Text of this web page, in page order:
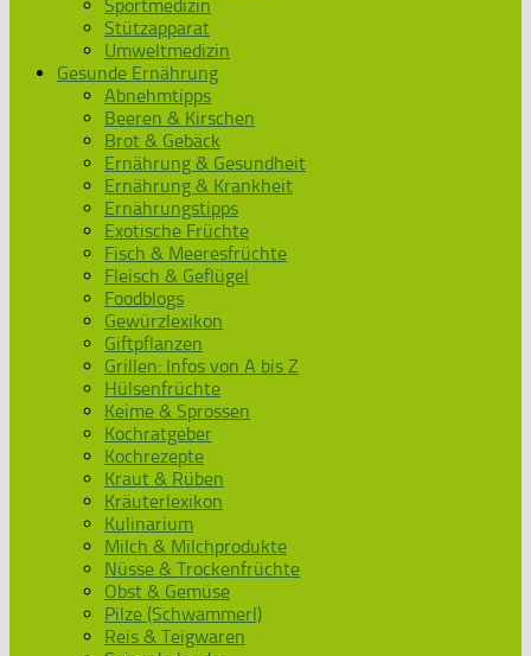
Sportmedizin
Stützapparat
Umweltmedizin
Gesunde Ernährung
Abnehmtipps
Beeren & Kirschen
Brot & Gebäck
Ernährung & Gesundheit
Ernährung & Krankheit
Ernährungstipps
Exotische Früchte
Fisch & Meeresfrüchte
Fleisch & Geflügel
Foodblogs
Gewürzlexikon
Giftpflanzen
Grillen: Infos von A bis Z
Hülsenfrüchte
Keime & Sprossen
Kochratgeber
Kochrezepte
Kraut & Rüben
Kräuterlexikon
Kulinarium
Milch & Milchprodukte
Nüsse & Trockenfrüchte
Obst & Gemüse
Pilze (Schwammerl)
Reis & Teigwaren